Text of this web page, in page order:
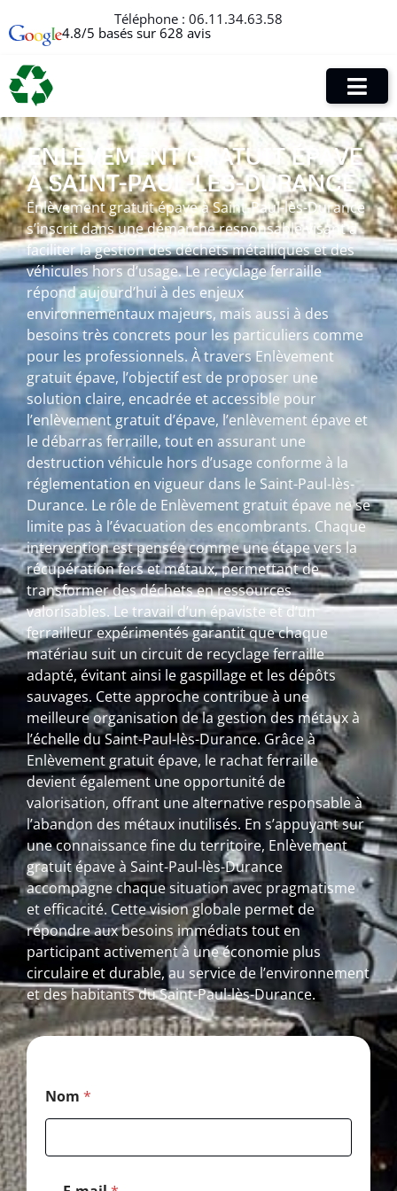
Téléphone : 06.11.34.63.58
4.8/5 basés sur 628 avis
ENLÈVEMENT GRATUIT ÉPAVE
À SAINT-PAUL-LÈS-DURANCE
Enlèvement gratuit épave à Saint-Paul-lès-Durance
s’inscrit dans une démarche responsable visant à
faciliter la gestion des déchets métalliques et des
véhicules hors d’usage. Le recyclage ferraille
répond aujourd’hui à des enjeux
environnementaux majeurs, mais aussi à des
besoins très concrets pour les particuliers comme
pour les professionnels. À travers Enlèvement
gratuit épave, l’objectif est de proposer une
solution claire, encadrée et accessible pour
l’enlèvement gratuit d’épave, l’enlèvement épave et
le débarras ferraille, tout en assurant une
destruction véhicule hors d’usage conforme à la
réglementation en vigueur dans le Saint-Paul-lès-
Durance. Le rôle de Enlèvement gratuit épave ne se
limite pas à l’évacuation des encombrants. Chaque
intervention est pensée comme une étape vers la
récupération fers et métaux, permettant de
transformer des déchets en ressources
valorisables. Le travail d’un épaviste et d’un
ferrailleur expérimentés garantit que chaque
matériau suit un circuit de recyclage ferraille
adapté, évitant ainsi le gaspillage et les dépôts
sauvages. Cette approche contribue à une
meilleure organisation de la gestion des métaux à
l’échelle du Saint-Paul-lès-Durance. Grâce à
Enlèvement gratuit épave, le rachat ferraille
devient également une opportunité de
valorisation, offrant une alternative responsable à
l’abandon des métaux inutilisés. En s’appuyant sur
une connaissance fine du territoire, Enlèvement
gratuit épave à Saint-Paul-lès-Durance
accompagne chaque situation avec pragmatisme
et efficacité. Cette vision globale permet de
répondre aux besoins immédiats tout en
participant activement à une économie plus
circulaire et durable, au service de l’environnement
et des habitants du Saint-Paul-lès-Durance.
Nom *
s
a
l